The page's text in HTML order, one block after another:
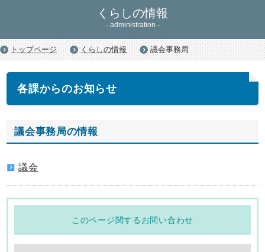
くらしの情報
- administration -
トップページ くらしの情報 議会事務局
各課からのお知らせ
議会事務局の情報
議会
このページ関するお問い合わせ